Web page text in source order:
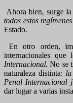
Ahora bien, surge la
todos estos
Estado.
En otro orden,
internacionales
Internacional. No se
naturaleza distinta:
Penal Internacional
dar lugar a varias